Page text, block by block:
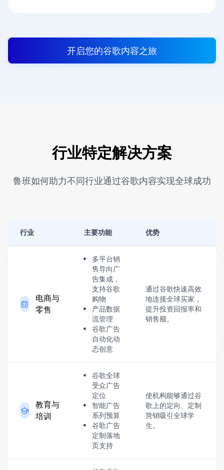
开启您的谷歌内容之旅
行业特定解决方案
鲁班如何助力不同行业通过谷歌内容实现全球成功
行业 主要功能 优势
电商与
零售
多平台销
售导向广
告集成，
支持谷歌
购物
产品数据
流管理
谷歌广告
自动化动
态创意
通过谷歌快速高效
地连接全球买家，
提升投资回报率和
销售额。
教育与
培训
谷歌全球
受众广告
定位
智能广告
系列预算
谷歌广告
定制落地
页支持
使机构能够通过谷
歌上的定向、定制
营销吸引全球学
生。